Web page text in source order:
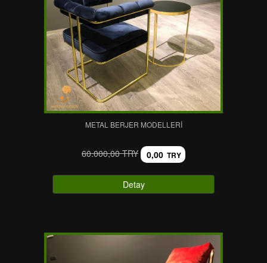
METAL BERJER MODELLERI
60.000,00 TRY 0,00 TRY
Detay